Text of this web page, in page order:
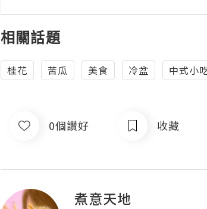
相關話題
桂花 苦瓜 美食 冷盆 中式小
0個讚好 收藏
煮意天地